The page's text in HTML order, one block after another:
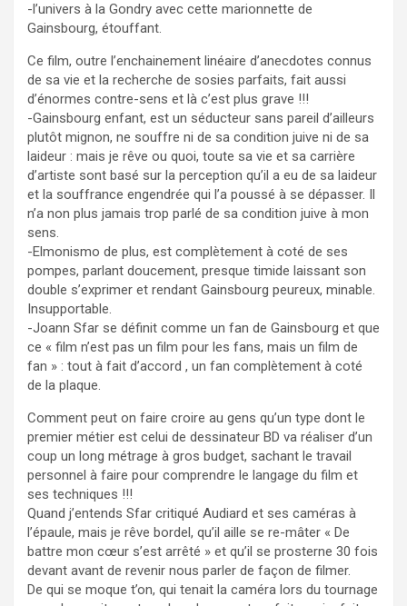
-l’univers à la Gondry avec cette marionnette de
Gainsbourg, étouffant.
Ce film, outre l’enchainement linéaire d’anecdotes connus
de sa vie et la recherche de sosies parfaits, fait aussi
d’énormes contre-sens et là c’est plus grave !!!
-Gainsbourg enfant, est un séducteur sans pareil d’ailleurs
plutôt mignon, ne souffre ni de sa condition juive ni de sa
laideur : mais je rêve ou quoi, toute sa vie et sa carrière
d’artiste sont basé sur la perception qu’il a eu de sa laideur
et la souffrance engendrée qui l’a poussé à se dépasser. Il
n’a non plus jamais trop parlé de sa condition juive à mon
sens.
-Elmonismo de plus, est complètement à coté de ses
pompes, parlant doucement, presque timide laissant son
double s’exprimer et rendant Gainsbourg peureux, minable.
Insupportable.
-Joann Sfar se définit comme un fan de Gainsbourg et que
ce « film n’est pas un film pour les fans, mais un film de
fan » : tout à fait d’accord , un fan complètement à coté
de la plaque.
Comment peut on faire croire au gens qu’un type dont le
premier métier est celui de dessinateur BD va réaliser d’un
coup un long métrage à gros budget, sachant le travail
personnel à faire pour comprendre le langage du film et
ses techniques !!!
Quand j’entends Sfar critiqué Audiard et ses caméras à
l’épaule, mais je rêve bordel, qu’il aille se re-mâter « De
battre mon cœur s’est arrêté » et qu’il se prosterne 30 fois
devant avant de revenir nous parler de façon de filmer.
De qui se moque t’on, qui tenait la caméra lors du tournage